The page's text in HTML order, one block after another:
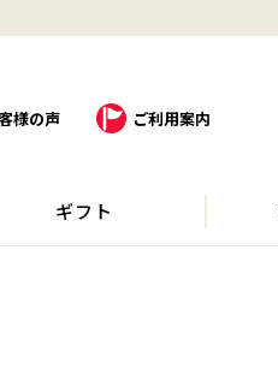
様の声 ご利用案内
ギフト